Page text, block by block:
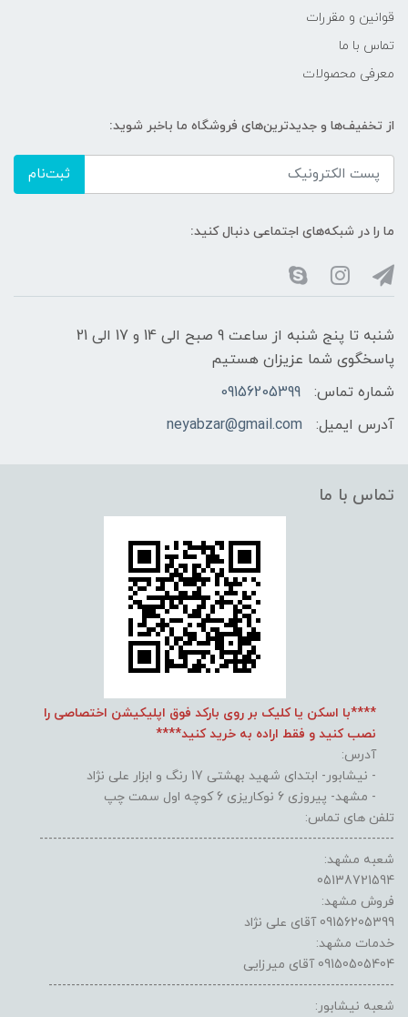
قوانین و مقررات
تماس با ما
معرفی محصولات
از تخفیف‌ها و جدیدترین‌های فروشگاه ما باخبر شوید:
ثبت‌نام
ما را در شبکه‌های اجتماعی دنبال کنید:
شنبه تا پنج شنبه از ساعت 9 صبح الی 14 و 17 الی 21
پاسخگوی شما عزیزان هستیم
شماره تماس:
09156205399
آدرس ایمیل:
neyabzar@gmail.com
تماس با ما
****با اسکن یا کلیک بر روی بارکد فوق اپلیکیشن اختصاصی را
نصب کنید و فقط اراده به خرید کنید****
آدرس:
- نیشابور- ابتدای شهید بهشتی 17 رنگ و ابزار علی نژاد
- مشهد- پیروزی 6 نوکاریزی 6 کوچه اول سمت چپ
تلفن های تماس:
------------------------------------------------------------------------------
شعبه مشهد:
05138721594
فروش مشهد:
09156205399 آقای علی نژاد
خدمات مشهد:
09150505404 آقای میرزایی
----------------------------------------------------------------------------
شعبه نیشابور: